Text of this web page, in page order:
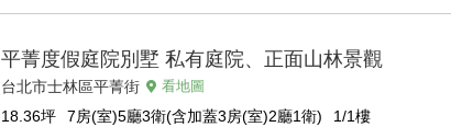
平菁度假庭院別墅 私有庭院、正面山林景觀
台北市士林區平菁街 看地圖
18.36坪 7房(室)5廳3衛(含加蓋3房(室)2廳1衛) 1/1樓